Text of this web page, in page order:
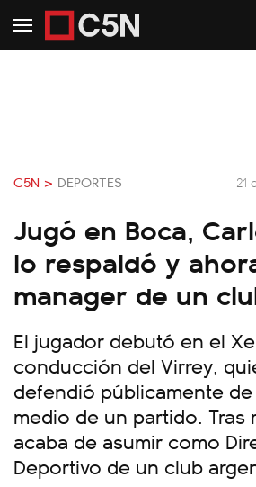
C5N > DEPORTES 21
Jugó en Boca,
lo respaldó y
manager de un
El jugador debutó en el
conducción del Virrey,
defendió públicamente
medio de un partido. Tras
acaba de asumir como
Deportivo de un club